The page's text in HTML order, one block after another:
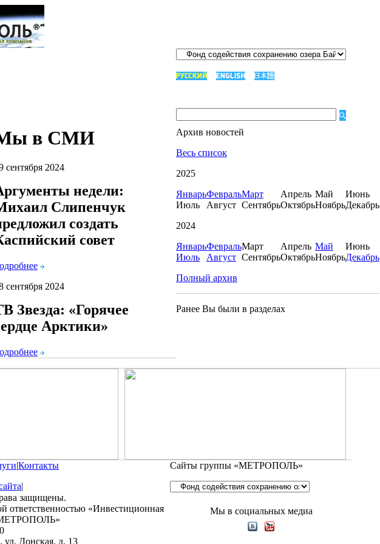
в СМИ
сентября 2024
недели:
Слипенчук
создать
совет
сентября 2024
Звезда: «Горячее
Арктики»
Архив новостей
Весь список
2025
ЯнварьФевральМарт Апрель Май
Июнь
Июль
Август СентябрьОктябрьНоябрьДекабрь
2024
ЯнварьФевральМарт Апрель Май
Июнь
Июль
Август СентябрьОктябрьНоябрьДекабрь
Полный архив
Ранее Вы были в разделах
|Контакты
|
Сайты группы «МЕТРОПОЛЬ»
защищены.
ответственностью «Инвестиционная
ул. Донская, д. 13
Мы в социальных медиа